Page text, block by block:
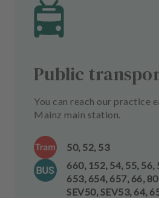
Public
You can reach our practice
Mainz main station.
50, 52, 53
660, 152, 54, 55, 56,
653, 654, 657, 66,
SEV50, SEV53, 64,